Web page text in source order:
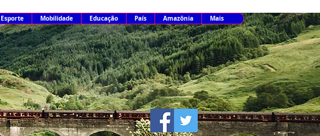
IR 2026
Esporte Mobilidade Educação País Amazônia Mais